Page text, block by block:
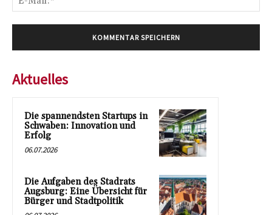
Aktuelles
Die spannendsten Startups in
Schwaben: Innovation und
Erfolg
06.07.2026
Die Aufgaben des Stadrats
Augsburg: Eine Übersicht für
Bürger und Stadtpolitik